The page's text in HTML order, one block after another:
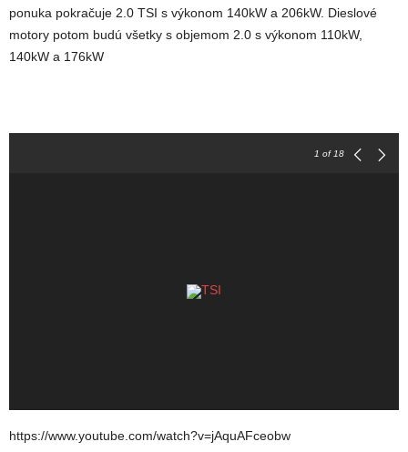
ponuka pokračuje 2.0 TSI s výkonom 140kW a 206kW. Dieslové
motory potom budú všetky s objemom 2.0 s výkonom 110kW,
140kW a 176kW
1 of 18
https://www.youtube.com/watch?v=jAquAFceobw